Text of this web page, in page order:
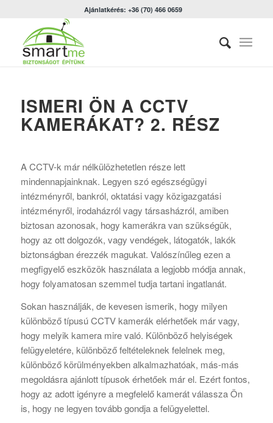
Ajánlatkérés: +36 (70) 466 0659
ISMERI ÖN A CCTV
KAMERÁKAT? 2. RÉSZ
A CCTV-k már nélkülözhetetlen része lett
mindennapjainknak. Legyen szó egészségügyi
intézményről, bankról, oktatási vagy közigazgatási
intézményről, irodaházról vagy társasházról, amiben
biztosan azonosak, hogy kamerákra van szükségük,
hogy az ott dolgozók, vagy vendégek, látogatók, lakók
biztonságban érezzék magukat. Valószínűleg ezen a
megfigyelő eszközök használata a legjobb módja annak,
hogy folyamatosan szemmel tudja tartani ingatlanát.
Sokan használják, de kevesen ismerik, hogy milyen
különböző típusú CCTV kamerák elérhetőek már vagy,
hogy melyik kamera mire való. Különböző helyiségek
felügyeletére, különböző feltételeknek felelnek meg,
különböző körülményekben alkalmazhatóak, más-más
megoldásra ajánlott típusok érhetőek már el. Ezért fontos,
hogy az adott igényre a megfelelő kamerát válassza Ön
is, hogy ne legyen tovább gondja a felügyelettel.